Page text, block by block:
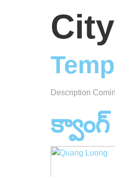
Description